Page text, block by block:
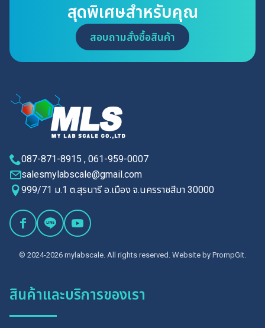
สุดพิเศษสำหรับคุณ
สอบถามสั่งซื้อสินค้า
087-871-8915 , 061-959-0007
salesmylabscale@gmail.com
999/71 ม.1 ต.สุรนารี อ.เมือง จ.นครราชสีมา 30000
© 2024-2026 mylabscale. All rights reserved. Website by PrompGit.
สินค้าและบริการของเรา